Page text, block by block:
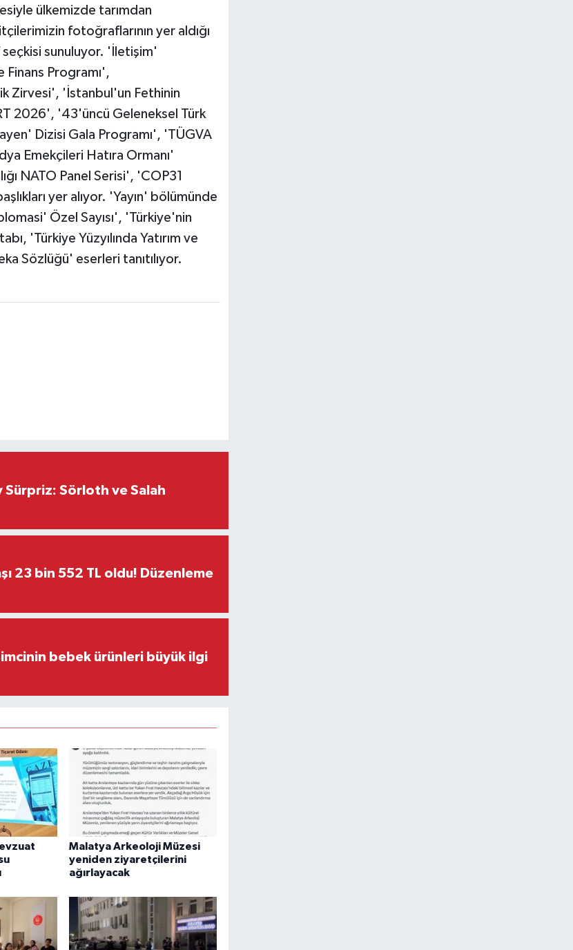
ülkemizde tarımdan
fotoğraflarının yer aldığı
sunuluyor. 'İletişim'
Finans Programı',
Zirvesi', 'İstanbul'un Fethinin
2026', '43'üncü Geleneksel Türk
Dizisi Gala Programı', 'TÜGVA
Emekçileri Hatıra Ormanı'
NATO Panel Serisi', 'COP31
yer alıyor. 'Yayın' bölümünde
Özel Sayısı', 'Türkiye'nin
'Türkiye Yüzyılında Yatırım ve
Sözlüğü' eserleri tanıtılıyor.
Sörloth ve Salah
23 bin 552 TL oldu! Düzenleme
bebek ürünleri büyük ilgi
Malatya Arkeoloji Müzesi
yeniden ziyaretçilerini
ağırlayacak